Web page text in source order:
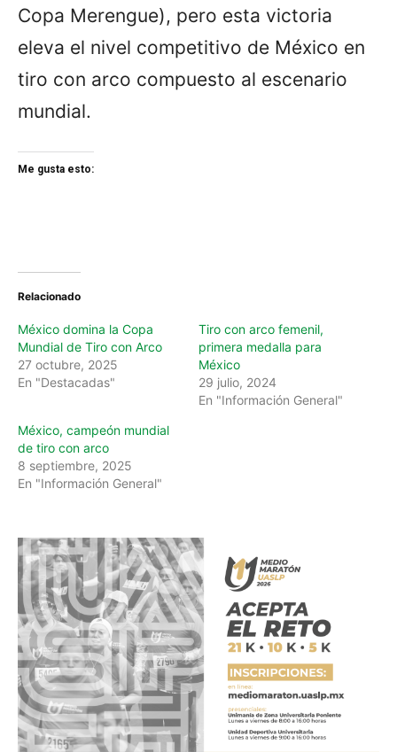
Copa Merengue), pero esta victoria
eleva el nivel competitivo de México en
tiro con arco compuesto al escenario
mundial.
Me gusta esto:
Relacionado
México domina la Copa
Mundial de Tiro con Arco
27 octubre, 2025
En "Destacadas"
Tiro con arco femenil,
primera medalla para
México
29 julio, 2024
En "Información General"
México, campeón mundial
de tiro con arco
8 septiembre, 2025
En "Información General"